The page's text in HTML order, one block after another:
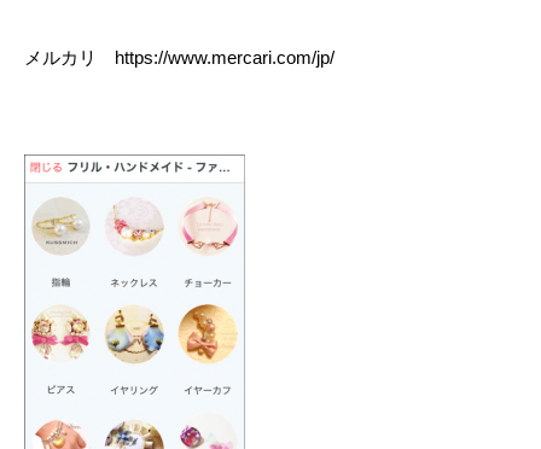
メルカリ https://www.mercari.com/jp/